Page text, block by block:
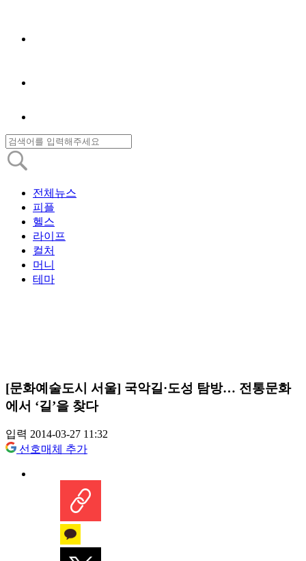
전체뉴스
피플
헬스
라이프
컬처
머니
테마
[문화예술도시 서울] 국악길·도성 탐방… 전통문화
에서 ‘길’을 찾다
입력 2014-03-27 11:32
선호매체 추가